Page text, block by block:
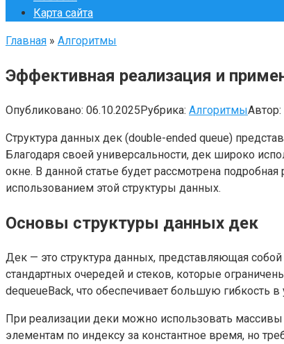
Карта сайта
Главная » Алгоритмы
Эффективная реализация и
Опубликовано: 06.10.2025Рубрика: АлгоритмыАвтор:
Структура данных дек (double-ended queue)
Благодаря своей универсальности, дек широко
окне. В данной статье будет рассмотрена
использованием этой структуры данных.
Основы структуры данных дек
Дек — это структура данных, представляющая
стандартных очередей и стеков, которые
dequeueBack, что обеспечивает большую гибкость
При реализации деки можно использовать
элементам по индексу за константное время, но